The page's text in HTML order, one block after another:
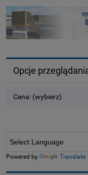
Opcje
Cena: (wybierz)
Powered by Translate